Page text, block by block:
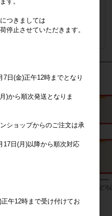
ご注文には
上代
1,800円
パンどろ
つきましては
停止させていただきます。
日(金)正午12時までとなり
)から順次発送となりま
ショップからのご注文は承
17日(月)以降から順次対応
午12時まで受け付けてお